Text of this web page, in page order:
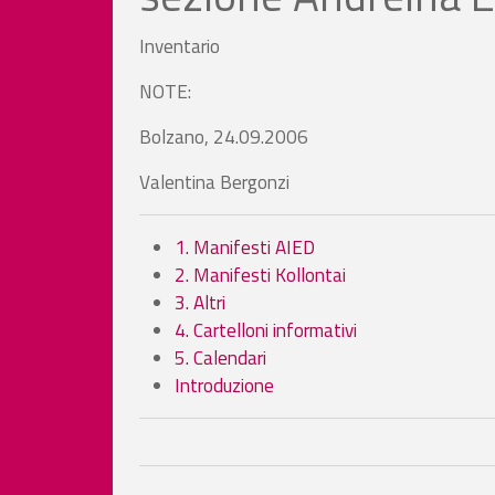
Inventario
NOTE:
Bolzano, 24.09.2006
Valentina Bergonzi
1. Manifesti AIED
2. Manifesti Kollontai
3. Altri
4. Cartelloni informativi
5. Calendari
Introduzione
Book traversal links